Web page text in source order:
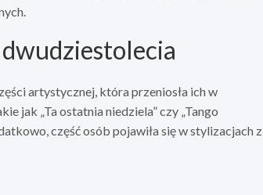
artystycznej, która przeniosła ich w
jak „Ta ostatnia niedziela” czy „Tango
część osób pojawiła się w stylizacjach z